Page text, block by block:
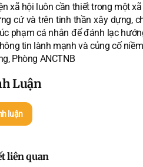
xã hội luôn cần thiết trong một
cứ và trên tinh thần xây dựng,
phạm cá nhân để đánh lạc
tin lành mạnh và củng cố
Phòng ANCTNB
Luận
luận
liên quan